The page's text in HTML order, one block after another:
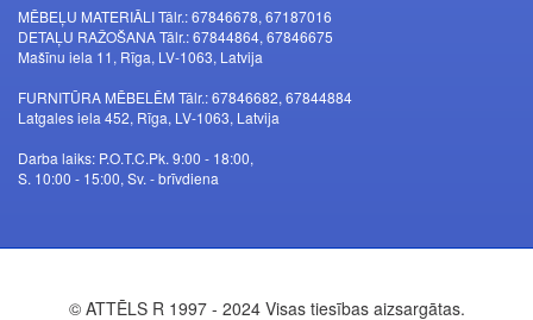
MĒBEĻU MATERIĀLI Tālr.: 67846678, 67187016
DETAĻU RAŽOŠANA Tālr.: 67844864, 67846675
Mašīnu iela 11, Rīga, LV-1063, Latvija
FURNITŪRA MĒBELĒM Tālr.: 67846682, 67844884
Latgales iela 452, Rīga, LV-1063, Latvija
Darba laiks: P.O.T.C.Pk. 9:00 - 18:00,
S. 10:00 - 15:00, Sv. - brīvdiena
© ATTĒLS R 1997 - 2024 Visas tiesības aizsargātas.